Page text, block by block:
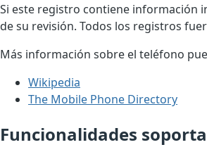
Si este registro contiene información
de su revisión. Todos los registros
Más información sobre el teléfono
Wikipedia
The Mobile Phone Directory
Funcionalidades